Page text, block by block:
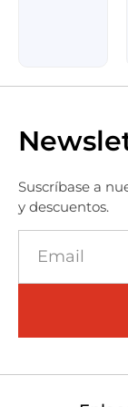
Suscríbase a
y descuentos.